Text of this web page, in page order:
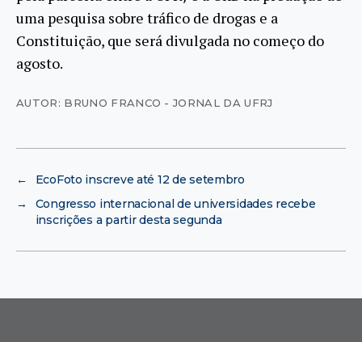
uma pesquisa sobre tráfico de drogas e a
Constituição, que será divulgada no começo do
agosto.
AUTOR: BRUNO FRANCO - JORNAL DA UFRJ
←
EcoFoto inscreve até 12 de setembro
→
Congresso internacional de universidades recebe
inscrições a partir desta segunda